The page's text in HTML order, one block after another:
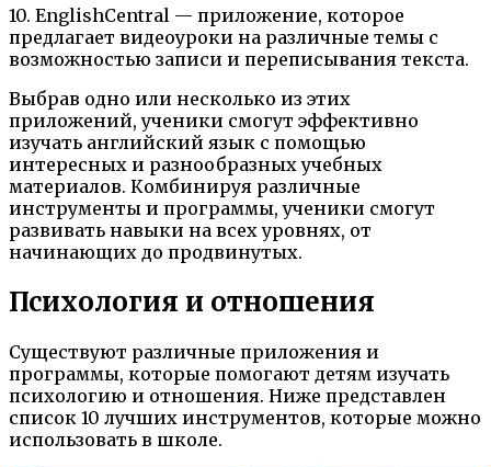
10. EnglishCentral — приложение, которое
предлагает видеоуроки на различные темы с
возможностью записи и переписывания текста.
Выбрав одно или несколько из этих
приложений, ученики смогут эффективно
изучать английский язык с помощью
интересных и разнообразных учебных
материалов. Комбинируя различные
инструменты и программы, ученики смогут
развивать навыки на всех уровнях, от
начинающих до продвинутых.
Психология и отношения
Существуют различные приложения и
программы, которые помогают детям изучать
психологию и отношения. Ниже представлен
список 10 лучших инструментов, которые можно
использовать в школе.